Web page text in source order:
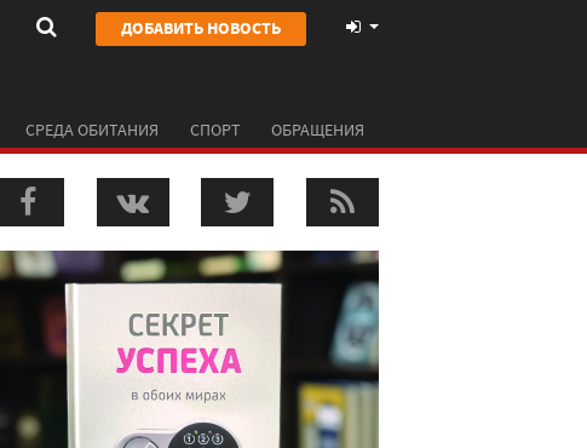
ДОБАВИТЬ НОВОСТЬ
СРЕДА ОБИТАНИЯ СПОРТ ОБРАЩЕНИЯ